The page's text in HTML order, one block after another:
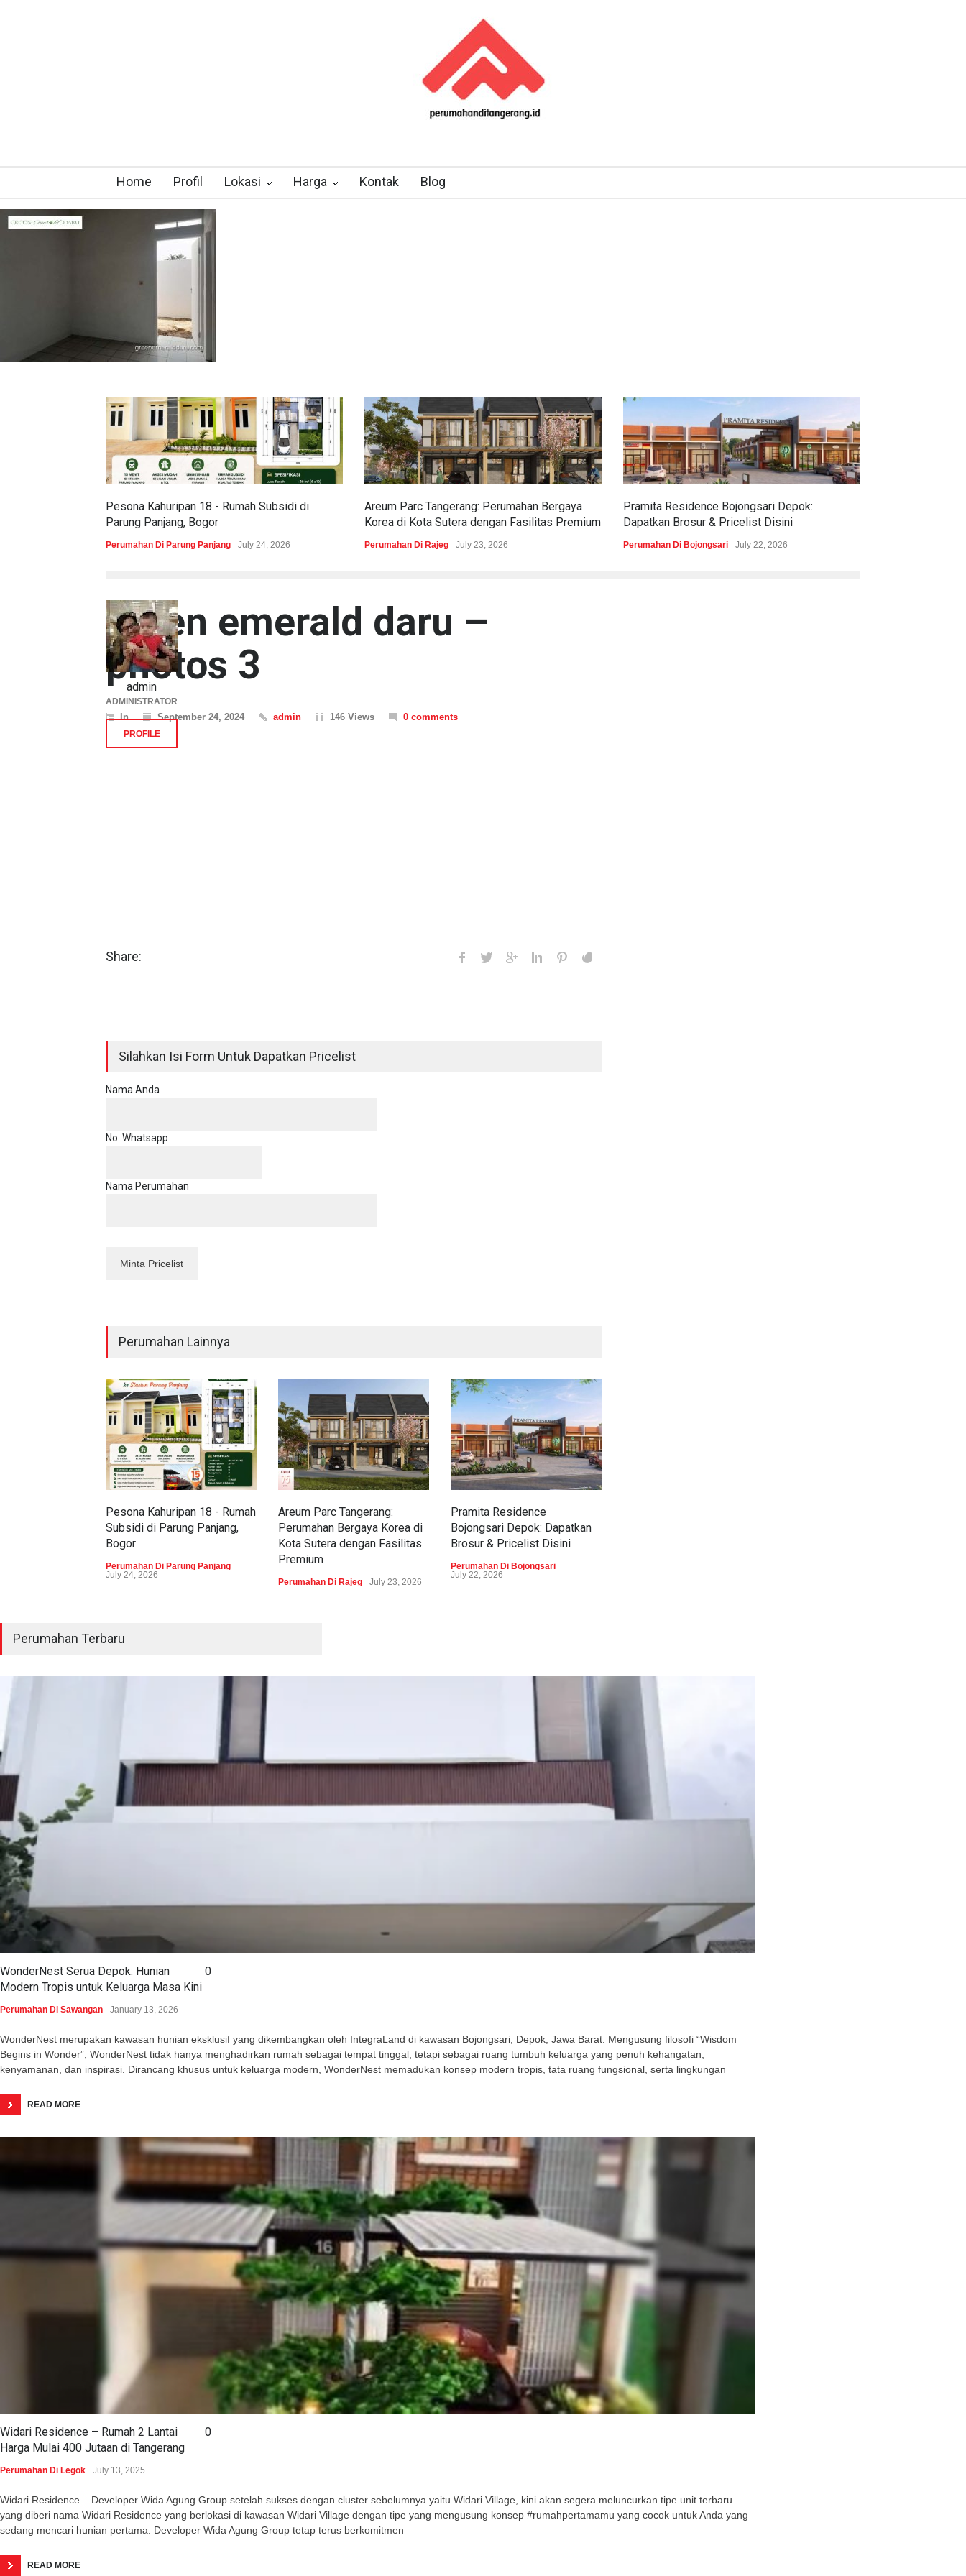
Home Profil Lokasi Harga Kontak Blog
Pesona Kahuripan 18 - Rumah Subsidi di
Parung Panjang, Bogor
Perumahan Di Parung Panjang July 24, 2026
Areum Parc Tangerang: Perumahan Bergaya
Korea di Kota Sutera dengan Fasilitas Premium
Perumahan Di Rajeg July 23, 2026
Pramita Residence Bojongsari Depok:
Dapatkan Brosur & Pricelist Disini
Perumahan Di Bojongsari July 22, 2026
green emerald daru –
photos 3
In September 24, 2024 admin 146 Views 0 comments
admin
ADMINISTRATOR
PROFILE
Share:
Silahkan Isi Form Untuk Dapatkan Pricelist
Nama Anda
No. Whatsapp
Nama Perumahan
Perumahan Lainnya
Pesona Kahuripan 18 - Rumah
Subsidi di Parung Panjang,
Bogor
Perumahan Di Parung Panjang
July 24, 2026
Areum Parc Tangerang:
Perumahan Bergaya Korea di
Kota Sutera dengan Fasilitas
Premium
Perumahan Di Rajeg July 23, 2026
Pramita Residence
Bojongsari Depok: Dapatkan
Brosur & Pricelist Disini
Perumahan Di Bojongsari
July 22, 2026
Perumahan Terbaru
WonderNest Serua Depok: Hunian
Modern Tropis untuk Keluarga Masa Kini
0
Perumahan Di Sawangan January 13, 2026
WonderNest merupakan kawasan hunian eksklusif yang dikembangkan oleh IntegraLand di kawasan Bojongsari, Depok, Jawa Barat. Mengusung filosofi “Wisdom
Begins in Wonder”, WonderNest tidak hanya menghadirkan rumah sebagai tempat tinggal, tetapi sebagai ruang tumbuh keluarga yang penuh kehangatan,
kenyamanan, dan inspirasi. Dirancang khusus untuk keluarga modern, WonderNest memadukan konsep modern tropis, tata ruang fungsional, serta lingkungan
READ MORE
Widari Residence – Rumah 2 Lantai
Harga Mulai 400 Jutaan di Tangerang
0
Perumahan Di Legok July 13, 2025
Widari Residence – Developer Wida Agung Group setelah sukses dengan cluster sebelumnya yaitu Widari Village, kini akan segera meluncurkan tipe unit terbaru
yang diberi nama Widari Residence yang berlokasi di kawasan Widari Village dengan tipe yang mengusung konsep #rumahpertamamu yang cocok untuk Anda yang
sedang mencari hunian pertama. Developer Wida Agung Group tetap terus berkomitmen
READ MORE